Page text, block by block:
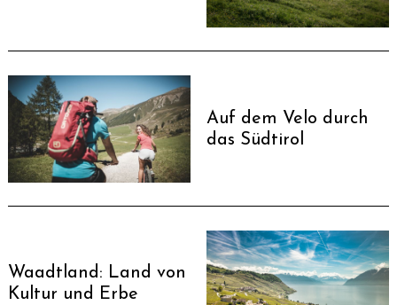
Auf dem Velo durch
das Südtirol
Waadtland: Land von
Kultur und Erbe